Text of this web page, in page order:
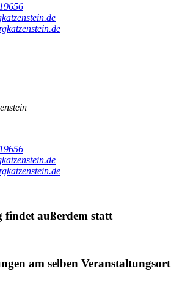
findet außerdem statt
am selben Veranstaltungsort